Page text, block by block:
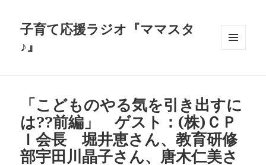
子育て応援ラジオ『ママスタ
♪』
「こどものやる気を引き出すに
は??前編」 ゲスト：(株)ＣＰ
Ｉ会長 堀井恵さん、教育研修
部宇田川晶子さん、唐木仁美さ